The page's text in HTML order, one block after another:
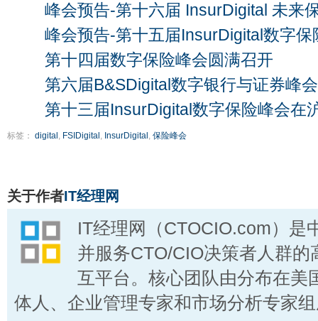
峰会预告-第十六届 InsurDigital 未来
峰会预告-第十五届InsurDigital数字保
第十四届数字保险峰会圆满召开
第六届B&SDigital数字银行与证券峰会
第十三届InsurDigital数字保险峰会在
标签： digital , FSIDigital , InsurDigital , 保险峰会
关于作者IT经理网
IT经理网（CTOCIO.com）是
并服务CTO/CIO决策者人群的
互平台。核心团队由分布在美
体人、企业管理专家和市场分析专家